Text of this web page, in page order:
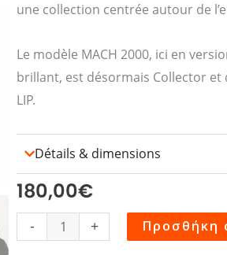
une collection centrée autour de
Le modèle MACH 2000, ici en
brillant, est désormais Collector et
LIP.
Détails & dimensions
180,00€
-
Montre
MACH
+ Προσθήκη